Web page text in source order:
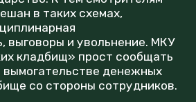
в таких схемах,
выговоры и увольнение. МКУ
кладбищ» прост сообщать
вымогательстве денежных
со стороны сотрудников.